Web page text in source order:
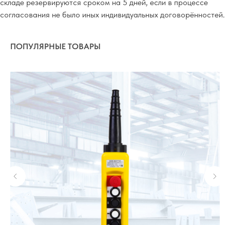
складе резервируются сроком на 5 дней, если в процессе
согласования не было иных индивидуальных договорённостей.
ПОПУЛЯРНЫЕ ТОВАРЫ